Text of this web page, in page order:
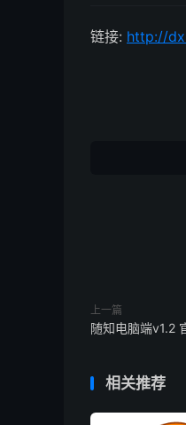
链接: http://
上一篇
随知电脑端v1.2
相关推荐